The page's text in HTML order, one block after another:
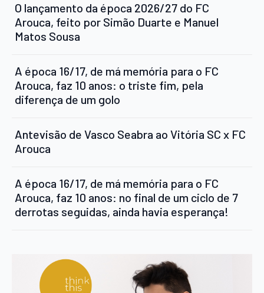
O lançamento da época 2026/27 do FC
Arouca, feito por Simão Duarte e Manuel
Matos Sousa
A época 16/17, de má memória para o FC
Arouca, faz 10 anos: o triste fim, pela
diferença de um golo
Antevisão de Vasco Seabra ao Vitória SC x FC
Arouca
A época 16/17, de má memória para o FC
Arouca, faz 10 anos: no final de um ciclo de 7
derrotas seguidas, ainda havia esperança!